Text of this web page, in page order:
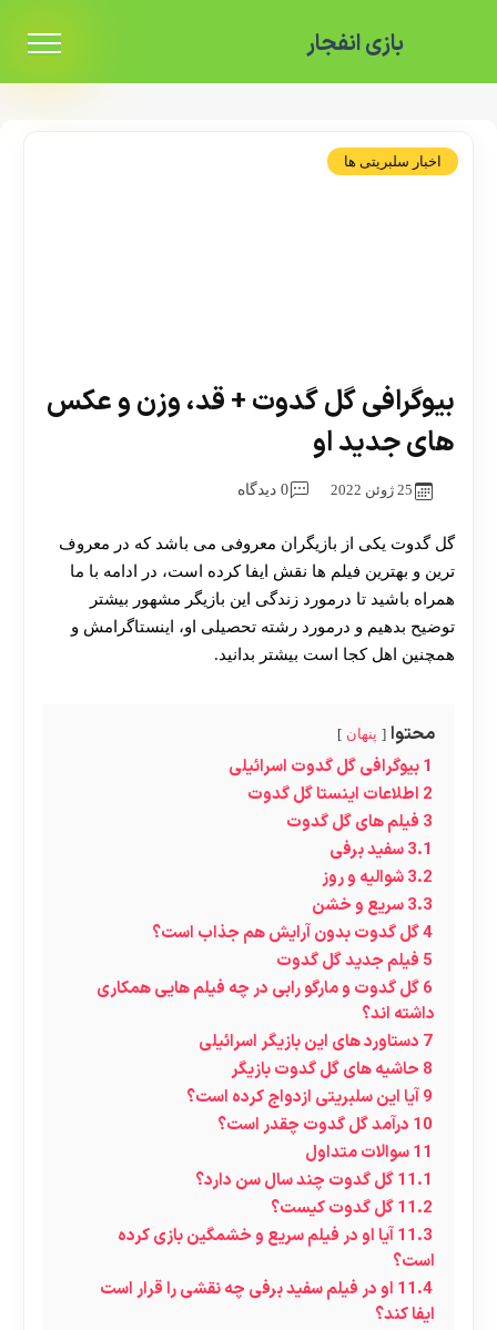
بازی انفجار
اخبار سلبریتی ها
بیوگرافی گل گدوت + قد، وزن و عکس
های جدید او
25 ژوئن 2022 0 دیدگاه
گل گدوت یکی از بازیگران معروفی می باشد که در معروف
ترین و بهترین فیلم ها نقش ایفا کرده است، در ادامه با ما
همراه باشید تا درمورد زندگی این بازیگر مشهور بیشتر
توضیح بدهیم و درمورد رشته تحصیلی او، اینستاگرامش و
همچنین اهل کجا است بیشتر بدانید.
محتوا پنهان
1بیوگرافی گل گدوت اسرائیلی
2 اطلاعات اینستا گل گدوت
3 فیلم های گل گدوت
3.1سفید برفی
3.2شوالیه و روز
3.3سریع و خشن
4گل گدوت بدون آرایش هم جذاب است؟
5 فیلم جدید گل گدوت
6گل گدوت و مارگو رابی در چه فیلم هایی همکاری
داشته اند؟
7 دستاورد های این بازیگر اسرائیلی
8 حاشیه های گل گدوت بازیگر
9آیا این سلبریتی ازدواج کرده است؟
10 درآمد گل گدوت چقدر است؟
11سوالات متداول
11.1گل گدوت چند سال سن دارد؟
11.2گل گدوت کیست؟
11.3آیا او در فیلم سریع و خشمگین بازی کرده
است؟
11.4 او در فیلم سفید برفی چه نقشی را قرار است
ایفا کند؟